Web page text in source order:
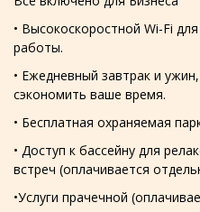
• Высокоскоростной Wi-Fi
работы.
• Ежедневный завтрак и
сэкономить ваше время.
• Бесплатная охраняемая
• Доступ к бассейну для
встреч (оплачивается
•Услуги прачечной